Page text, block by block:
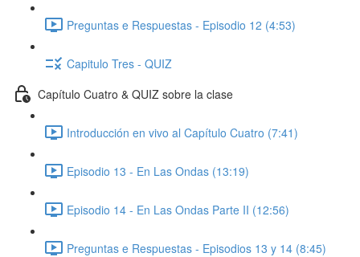
Preguntas e Respuestas - Episodio 12 (4:53)
Capitulo Tres - QUIZ
Capítulo Cuatro & QUIZ sobre la clase
Introducción en vivo al Capítulo Cuatro (7:41)
Episodio 13 - En Las Ondas (13:19)
Episodio 14 - En Las Ondas Parte II (12:56)
Preguntas e Respuestas - Episodios 13 y 14 (8:45)